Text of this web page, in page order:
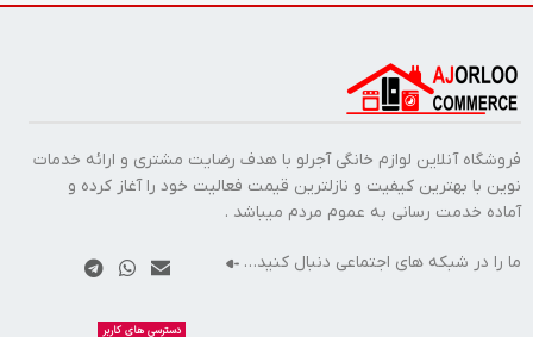
فروشگاه آنلاین لوازم خانگی آجرلو با هدف رضایت مشتری و ارائه خدمات
نوین با بهترین کیفیت و نازلترین قیمت فعالیت خود را آغاز کرده و
آماده خدمت رسانی به عموم مردم میباشد .
ما را در شبکه های اجتماعی دنبال کنید…
دسترسی های کاربر